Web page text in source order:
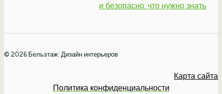
и безопасно: что нужно знать
© 2026 Бельэтаж: Дизайн интерьеров
Карта сайта
Политика конфиденциальности